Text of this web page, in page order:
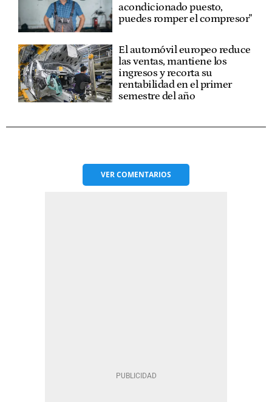
acondicionado puesto,
puedes romper el compresor"
El automóvil europeo reduce
las ventas, mantiene los
ingresos y recorta su
rentabilidad en el primer
semestre del año
VERCOMENTARIOS